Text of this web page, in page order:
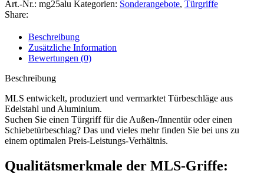
Art.-Nr.: mg25alu Kategorien: Sonderangebote, Türgriffe
Share:
Beschreibung
Zusätzliche Information
Bewertungen (0)
Beschreibung
MLS entwickelt, produziert und vermarktet Türbeschläge aus
Edelstahl und Aluminium.
Suchen Sie einen Türgriff für die Außen-/Innentür oder einen
Schiebetürbeschlag? Das und vieles mehr finden Sie bei uns zu
einem optimalen Preis-Leistungs-Verhältnis.
Qualitätsmerkmale der MLS-Griffe: